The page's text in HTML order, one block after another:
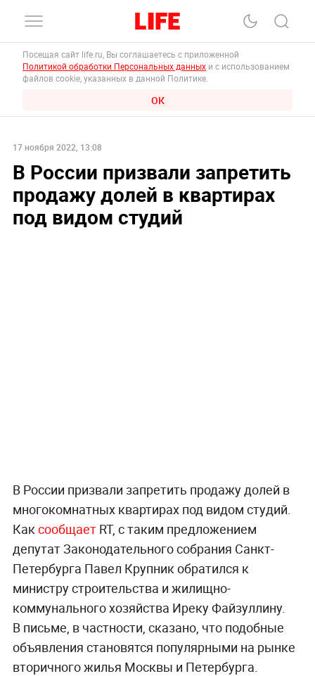
Посещая сайт life.ru, Вы соглашаетесь с приложенной
Политикой обработки Персональных данных и с использованием
файлов cookie, указанных в данной Политике.
ОК
17 ноября 2022, 13:08
В России призвали запретить
продажу долей в квартирах
под видом студий
В России призвали запретить продажу долей в
многокомнатных квартирах под видом студий.
Как сообщает RT, с таким предложением
депутат Законодательного собрания Санкт-
Петербурга Павел Крупник обратился к
министру строительства и жилищно-
коммунального хозяйства Иреку Файзуллину.
В письме, в частности, сказано, что подобные
объявления становятся популярными на рынке
вторичного жилья Москвы и Петербурга.